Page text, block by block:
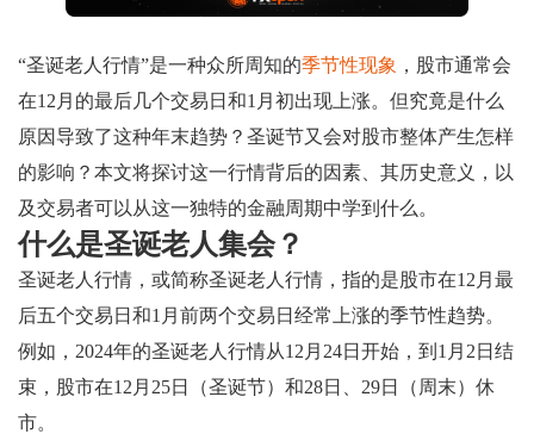
“圣诞老人行情”是一种众所周知的季节性现象 ，股市通常会
在12月的最后几个交易日和1月初出现上涨。但究竟是什么
原因导致了这种年末趋势？圣诞节又会对股市整体产生怎样
的影响？本文将探讨这一行情背后的因素、其历史意义，以
及交易者可以从这一独特的金融周期中学到什么。
什么是圣诞老人集会？
圣诞老人行情，或简称圣诞老人行情，指的是股市在12月最
后五个交易日和1月前两个交易日经常上涨的季节性趋势。
例如，2024年的圣诞老人行情从12月24日开始，到1月2日结
束，股市在12月25日（圣诞节）和28日、29日（周末）休
市。